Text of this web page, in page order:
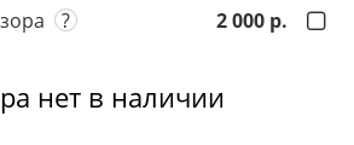
? 2 000 р.
нет в наличии